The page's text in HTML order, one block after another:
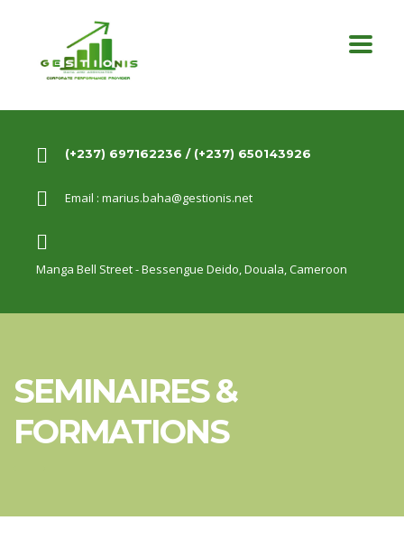
(+237) 697162236 / (+237) 650143926
Email : marius.baha@gestionis.net
Manga Bell Street - Bessengue Deido,Douala, Cameroon
SEMINAIRES &
FORMATIONS